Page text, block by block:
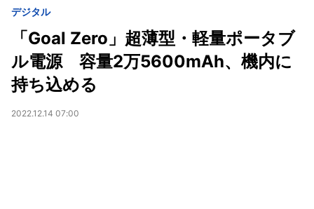
デジタル
「Goal Zero」超薄型・軽量ポータブ
ル電源 容量2万5600mAh、機内に
持ち込める
2022.12.14 07:00